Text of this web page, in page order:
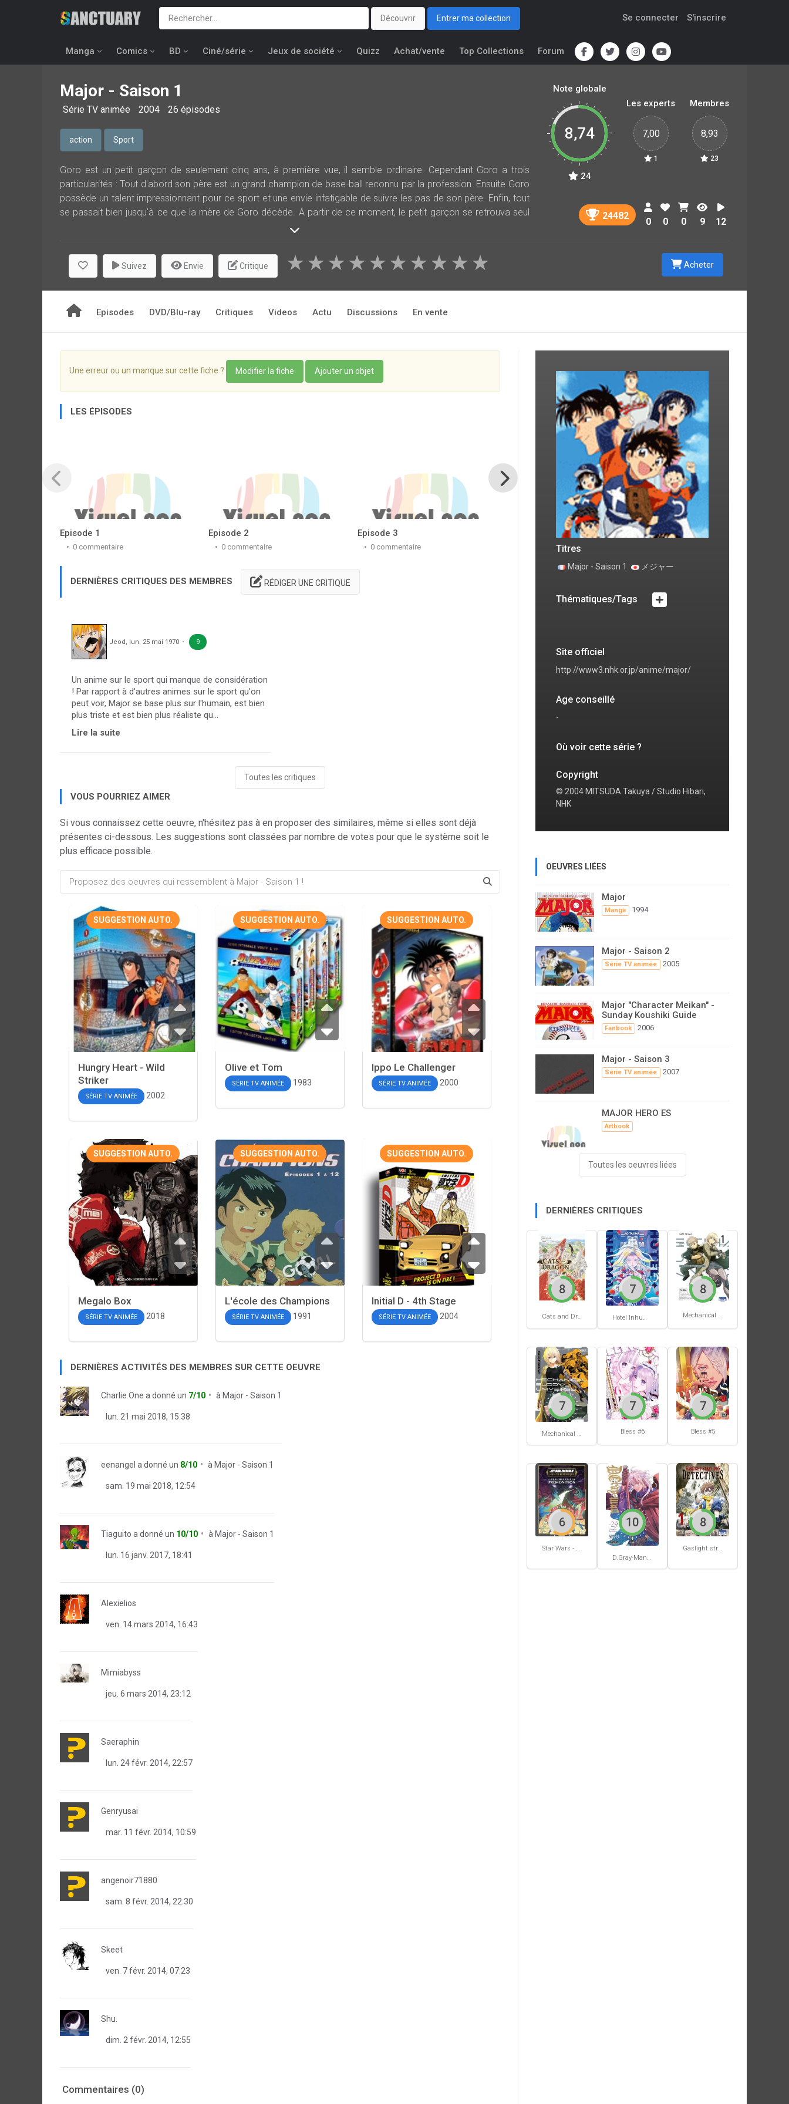
Découvrir Entrer ma collection Se connecter S'inscrire
Manga Comics BD Ciné/série Jeux de société Quizz Achat/vente Top Collections Forum
Major - Saison 1
Série TV animée 2004 26 épisodes
action Sport
Goro est un petit garçon de seulement cinq ans, à première vue, il semble ordinaire. Cependant Goro a trois
particularités : Tout d'abord son père est un grand champion de base-ball reconnu par la profession. Ensuite Goro
possède un talent impressionnant pour ce sport et une envie infatigable de suivre les pas de son père. Enfin, tout
se passait bien jusqu'à ce que la mère de Goro décède. A partir de ce moment, le petit garçon se retrouva seul
avec son père qui se plongeait de plus en plus dans son métier et finit par se blesser ce qui le força à abandonner
batteur, mais ce qui n'était qu'une plaisanterie devint réalité : de là les aventures de Goro et de son père
commencent!
Note globale
8,74
24
Les experts
7,00
1
Membres
8,93
23
24482
0 0 0 9 12
Suivez Envie Critique ★
★
★
★
★
★
★
★
★
★ Acheter
Episodes DVD/Blu-ray Critiques Videos Actu Discussions En vente
Une erreur ou un manque sur cette fiche ? Modifier la fiche Ajouter un objet
LES ÉPISODES
Episode 1
0 commentaire
Episode 2
0 commentaire
Episode 3
0 commentaire 0 commentaire
Episode 5
DERNIÈRES CRITIQUES DES MEMBRES RÉDIGER UNE CRITIQUE
Jeod, lun. 25 mai 1970 9
Un anime sur le sport qui manque de considération
! Par rapport à d'autres animes sur le sport qu'on
peut voir, Major se base plus sur l'humain, est bien
plus triste et est bien plus réaliste qu...
Lire la suite
Toutes les critiques
VOUS POURRIEZ AIMER
Si vous connaissez cette oeuvre, n'hésitez pas à en proposer des similaires, même si elles sont déjà
présentes ci-dessous. Les suggestions sont classées par nombre de votes pour que le système soit le
plus efficace possible.
SUGGESTION AUTO.
Hungry Heart - Wild
Striker
SÉRIE TV ANIMÉE 2002
SUGGESTION AUTO.
Olive et Tom
SÉRIE TV ANIMÉE 1983
SUGGESTION AUTO.
Ippo Le Challenger
SÉRIE TV ANIMÉE 2000
SUGGESTION AUTO.
Megalo Box
SÉRIE TV ANIMÉE 2018
SUGGESTION AUTO.
L'école des Champions
SÉRIE TV ANIMÉE 1991
SUGGESTION AUTO.
Initial D - 4th Stage
SÉRIE TV ANIMÉE 2004
DERNIÈRES ACTIVITÉS DES MEMBRES SUR CETTE OEUVRE
Charlie One a donné un 7/10 à Major - Saison 1
lun. 21 mai 2018, 15:38
eenangel a donné un 8/10 à Major - Saison 1
sam. 19 mai 2018, 12:54
Tiaguito a donné un 10/10 à Major - Saison 1
lun. 16 janv. 2017, 18:41
Alexielios
ven. 14 mars 2014, 16:43
Mimiabyss
jeu. 6 mars 2014, 23:12
Saeraphin
lun. 24 févr. 2014, 22:57
Genryusai
mar. 11 févr. 2014, 10:59
angenoir71880
sam. 8 févr. 2014, 22:30
Skeet
ven. 7 févr. 2014, 07:23
Shu.
dim. 2 févr. 2014, 12:55
Commentaires (0)
Titres
Major - Saison 1 メジャー
Thématiques/Tags
Site officiel
http://www3.nhk.or.jp/anime/major/
Age conseillé
-
Où voir cette série ?
Copyright
© 2004 MITSUDA Takuya / Studio Hibari,
NHK
OEUVRES LIÉES
Major
Manga 1994
Major - Saison 2
Série TV animée 2005
Major "Character Meikan" -
Sunday Koushiki Guide
Fanbook 2006
Major - Saison 3
Série TV animée 2007
MAJOR HERO ES
Artbook
Toutes les oeuvres liées
DERNIÈRES CRITIQUES
Cats and Dragon #3
8
Hotel Inhumans #1
7
Mechanical Buddy Universe #1
8
Mechanical Buddy Universe #0
7
Bless #6
7
Bless #5
7
Star Wars - La Haute République - Un équilibre fragile
6
D.Gray-Man #29
10
Gaslight stray dog detectives #1
8